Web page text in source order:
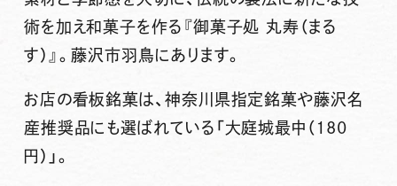
術を加え和菓子を作る 『御菓子処 丸寿（まる
す）』 。藤沢市羽鳥にあります。
お店の看板銘菓は、神奈川県指定銘菓や藤沢名
産推奨品にも選ばれている「大庭城最中（180
円）」。